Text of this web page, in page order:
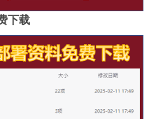
下载